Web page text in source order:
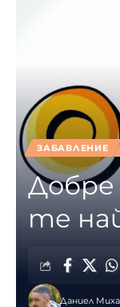
ЗАБАВЛЕНИЕ
Добре
те
Даниел